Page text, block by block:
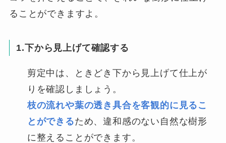
ることができますよ。
1.下から見上げて確認する
剪定中は、ときどき下から見上げて仕上が
りを確認しましょう。
枝の流れや葉の透き具合を客観的に見るこ
とができるため、違和感のない自然な樹形
に整えることができます。